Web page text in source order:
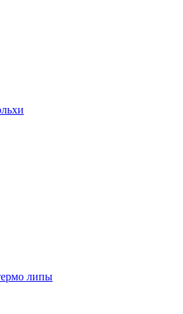
липы